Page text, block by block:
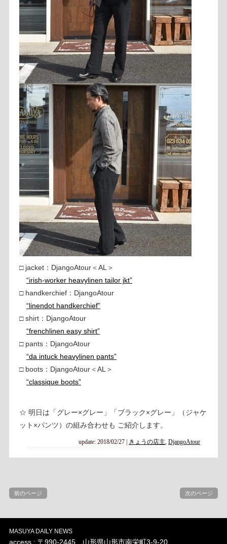
□ jacket：DjangoAtour＜AL＞
“irish-worker heavylinen tailor jkt”
□ handkerchief：DjangoAtour
“linendot handkerchief”
□ shirt：DjangoAtour
“frenchlinen easy shirt”
□ pants：DjangoAtour
“da intuck heavylinen pants”
□ boots：DjangoAtour＜AL＞
“classique boots”
☆ 明日は「グレー×グレー」「ブラック×グレー」（ジャケ
ット×パンツ）の組み合わせも ご紹介します。
update: 2018/02/27 | きょうの店主 ,DjangoAtour
前のページ 次のページ
MASUYA DAILY NEWS
access : 〒990-2445 山形県山形市南栄町3-9-20